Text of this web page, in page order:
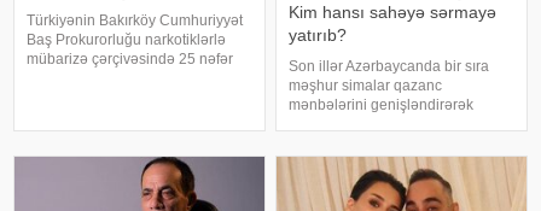
Türkiyənin Bakırköy Cumhuriyyət
Baş Prokurorluğu narkotiklərlə
mübarizə çərçivəsində 25 nəfər
Əməliyya
Kim hansı sahəyə sərmayə
yatırıb?
Son illər Azərbaycanda bir sıra
məşhur simalar qazanc
mənbələrini genişləndirərək
restoran, kafe, geyim, gözəllik və
qida sektorunda fəaliyyət
göstərən, öz adları il